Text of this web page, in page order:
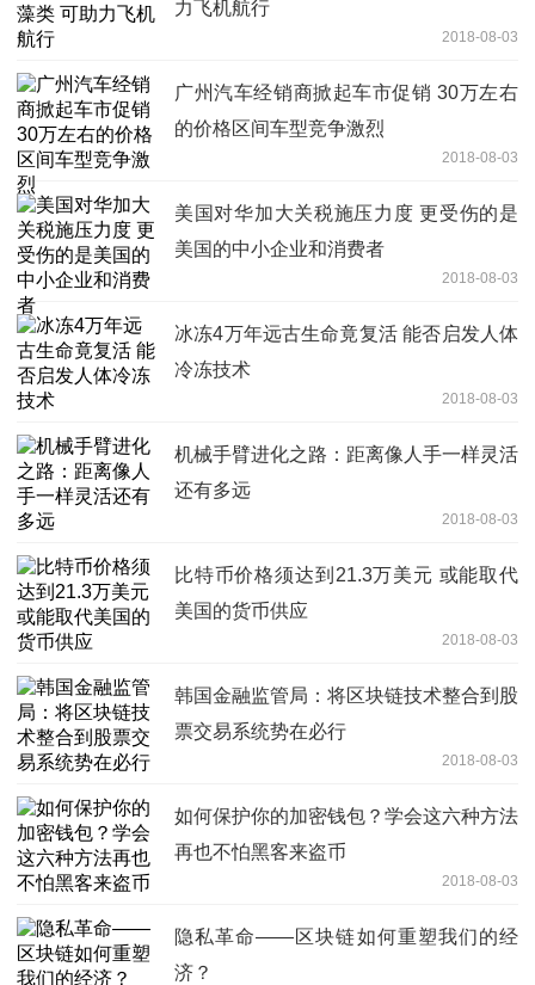
力飞机航行
2018-08-03
广州汽车经销商掀起车市促销 30万左右
的价格区间车型竞争激烈
2018-08-03
美国对华加大关税施压力度 更受伤的是
美国的中小企业和消费者
2018-08-03
冰冻4万年远古生命竟复活 能否启发人体
冷冻技术
2018-08-03
机械手臂进化之路：距离像人手一样灵活
还有多远
2018-08-03
比特币价格须达到21.3万美元 或能取代
美国的货币供应
2018-08-03
韩国金融监管局：将区块链技术整合到股
票交易系统势在必行
2018-08-03
如何保护你的加密钱包？学会这六种方法
再也不怕黑客来盗币
2018-08-03
隐私革命——区块链如何重塑我们的经
济？